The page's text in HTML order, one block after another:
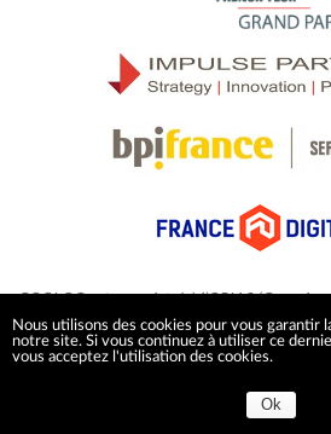
intermédiaires en assurance) comme courtier
24005996.
Nous utilisons des cookies pour vous garantir
notre site. Si vous continuez à utiliser ce
vous acceptez l'utilisation des cookies.
Ok